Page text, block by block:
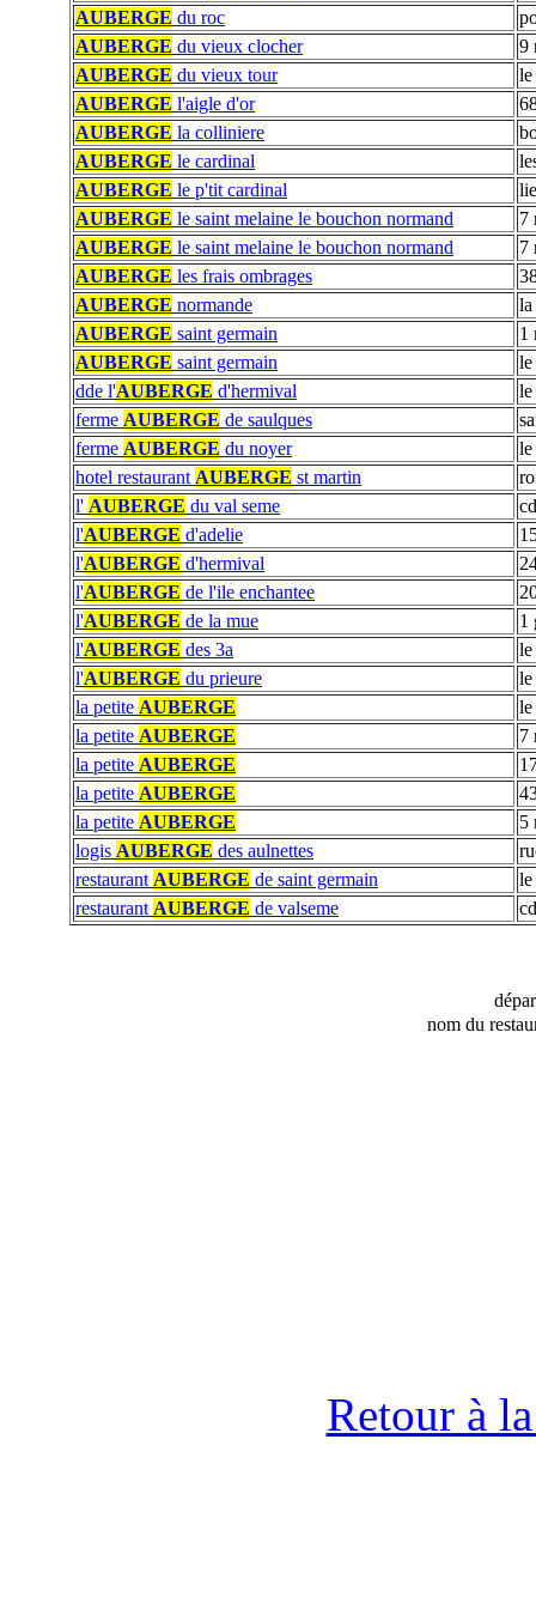
AUBERGE du roc
AUBERGE du vieux clocher
9
AUBERGE du vieux tour
le
AUBERGE l'aigle d'or
AUBERGE la colliniere
AUBERGE le cardinal
AUBERGE le p'tit cardinal
AUBERGE le saint melaine le bouchon normand
7
AUBERGE le saint melaine le bouchon normand
7
AUBERGE les frais ombrages
AUBERGE normande
la
AUBERGE saint germain
1
AUBERGE saint germain
le
dde l'AUBERGE d'hermival
le
ferme AUBERGE de saulques
ferme AUBERGE du noyer
le
hotel restaurant AUBERGE st martin
l' AUBERGE du val seme
l'AUBERGE d'adelie
l'AUBERGE d'hermival
l'AUBERGE de l'ile enchantee
l'AUBERGE de la mue
1
l'AUBERGE des 3a
le
l'AUBERGE du prieure
le
la petite AUBERGE
le
la petite AUBERGE
7
la petite AUBERGE
la petite AUBERGE
la petite AUBERGE
5
logis AUBERGE des aulnettes
restaurant AUBERGE de saint germain
le
restaurant AUBERGE de valseme
nom du
Retour à